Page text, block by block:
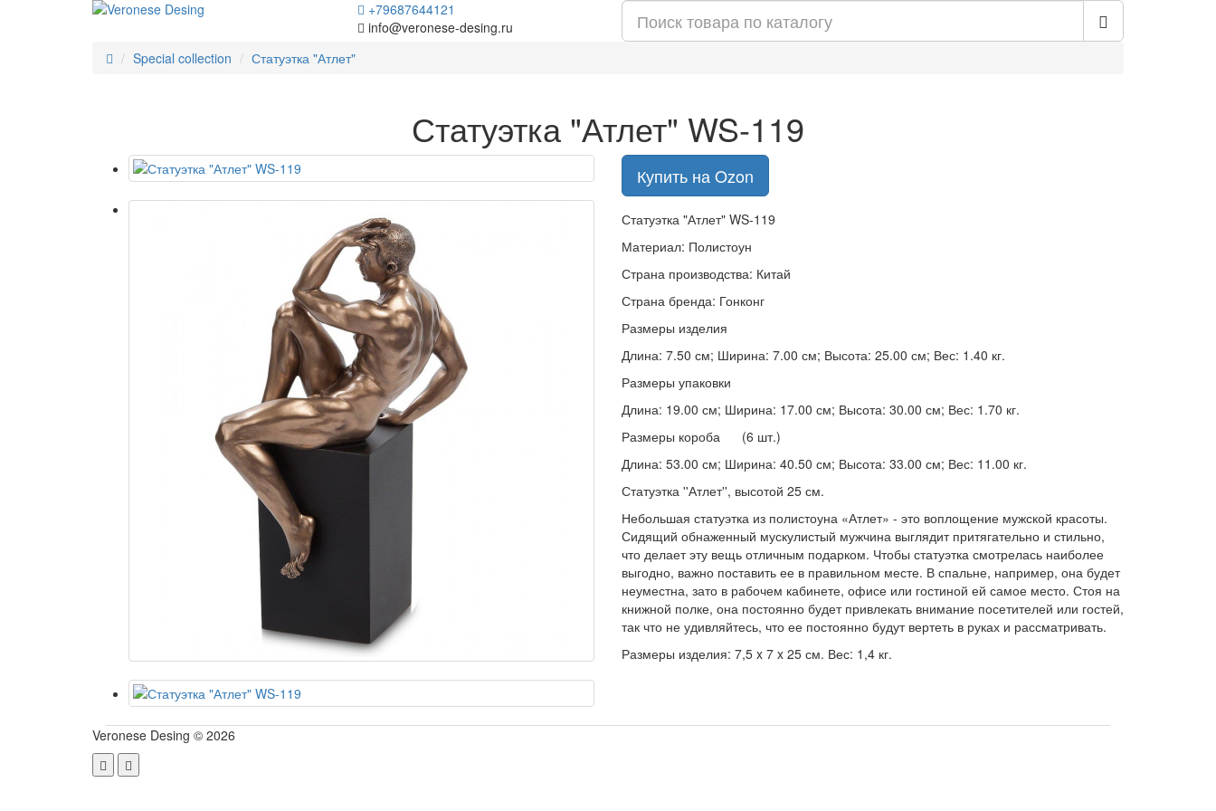
+79687644121
info@veronese-desing.ru
Special collection
Статуэтка "Атлет"
Статуэтка "Атлет" WS-119
Купить на Ozon
Статуэтка "Атлет" WS-119
Материал: Полистоун
Страна производства: Китай
Страна бренда: Гонконг
Размеры изделия
Длина: 7.50 см; Ширина: 7.00 см; Высота: 25.00 см; Вес: 1.40 кг.
Размеры упаковки
Длина: 19.00 см; Ширина: 17.00 см; Высота: 30.00 см; Вес: 1.70 кг.
Размеры короба (6 шт.)
Длина: 53.00 см; Ширина: 40.50 см; Высота: 33.00 см; Вес: 11.00 кг.
Статуэтка ''Атлет'', высотой 25 см.
Небольшая статуэтка из полистоуна «Атлет» - это воплощение мужской красоты.
Сидящий обнаженный мускулистый мужчина выглядит притягательно и стильно,
что делает эту вещь отличным подарком. Чтобы статуэтка смотрелась наиболее
выгодно, важно поставить ее в правильном месте. В спальне, например, она будет
неуместна, зато в рабочем кабинете, офисе или гостиной ей самое место. Стоя на
книжной полке, она постоянно будет привлекать внимание посетителей или гостей,
так что не удивляйтесь, что ее постоянно будут вертеть в руках и рассматривать.
Размеры изделия: 7,5 x 7 x 25 см. Вес: 1,4 кг.
Veronese Desing © 2026